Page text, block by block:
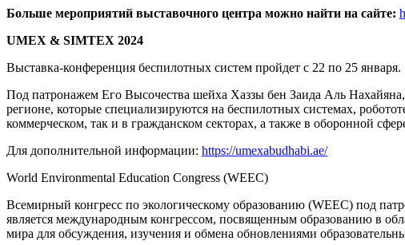
Больше мероприятий выставочного центра можно найти на сайте:
UMEX & SIMTEX 2024
Выставка-конференция беспилотных систем пройдет с 22 по 25 января.
Под патронажем Его Высочества шейха Хаззы бен Заида Аль
регионе, которые специализируются на беспилотных системах,
коммерческом, так и в гражданском секторах, а также в оборонной
Для дополнительной информации: https://umexabudhabi.ae/
World Environmental Education Congress (WEEC)
Всемирный конгресс по экологическому образованию (WEEC) под
является международным конгрессом, посвященным образованию в
мира для обсуждения, изучения и обмена обновлениями